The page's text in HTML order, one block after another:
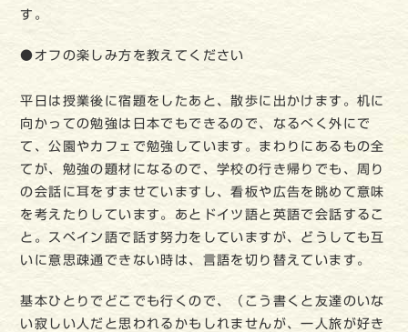
す。
●オフの楽しみ方を教えてください
平日は授業後に宿題をしたあと、散歩に出かけます。机に
向かっての勉強は日本でもできるので、なるべく外にで
て、公園やカフェで勉強しています。まわりにあるもの全
てが、勉強の題材になるので、学校の行き帰りでも、周り
の会話に耳をすませていますし、看板や広告を眺めて意味
を考えたりしています。あとドイツ語と英語で会話するこ
と。スペイン語で話す努力をしていますが、どうしても互
いに意思疎通できない時は、言語を切り替えています。
基本ひとりでどこでも行くので、（こう書くと友達のいな
い寂しい人だと思われるかもしれませんが、一人旅が好き